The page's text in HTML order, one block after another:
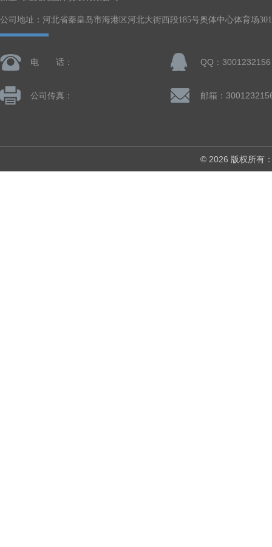
公司地址：河北省秦皇岛市海港区河北大街西段185号奥体中心体育场
电 话： QQ：3001232156
公司传真： 邮箱：
© 2026 版权所有